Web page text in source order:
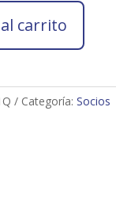
carrito
Categoría: Socios